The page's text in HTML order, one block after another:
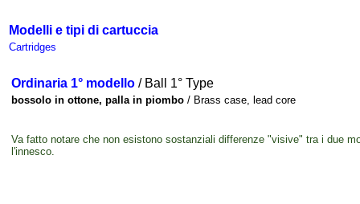
Modelli e tipi di cartuccia
Cartridges
Ordinaria 1° modello / Ball 1° Type
bossolo in ottone, palla in piombo / Brass case, lead core
Va fatto notare che non esistono sostanziali differenze "visive" tra i due
l'innesco.